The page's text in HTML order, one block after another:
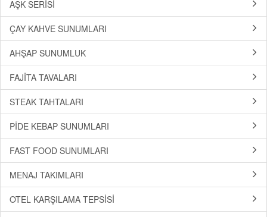
AŞK SERİSİ
ÇAY KAHVE SUNUMLARI
AHŞAP SUNUMLUK
FAJİTA TAVALARI
STEAK TAHTALARI
PİDE KEBAP SUNUMLARI
FAST FOOD SUNUMLARI
MENAJ TAKIMLARI
OTEL KARŞILAMA TEPSİSİ